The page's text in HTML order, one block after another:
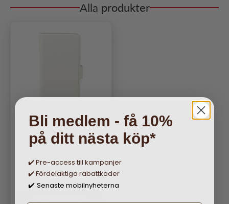
Alla produkter
Gear Samsung Galaxy A8
2018 Fodral 3 Kortfack Vit
Ordinarie pris
249 kr
Bli medlem - få 10%
på ditt nästa köp*
✔️ Pre-access till kampanjer
✔️ Fördelaktiga rabattkoder
✔️ Senaste mobilnyheterna